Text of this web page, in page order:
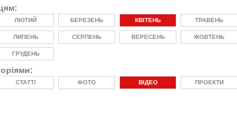
ЛЮТИЙ БЕРЕЗЕНЬ КВІТЕНЬ ТРАВЕНЬ
ЛИПЕНЬ СЕРПЕНЬ ВЕРЕСЕНЬ ЖОВТЕНЬ
ГРУДЕНЬ
СТАТТІ ФОТО ВІДЕО ПРОЕКТИ